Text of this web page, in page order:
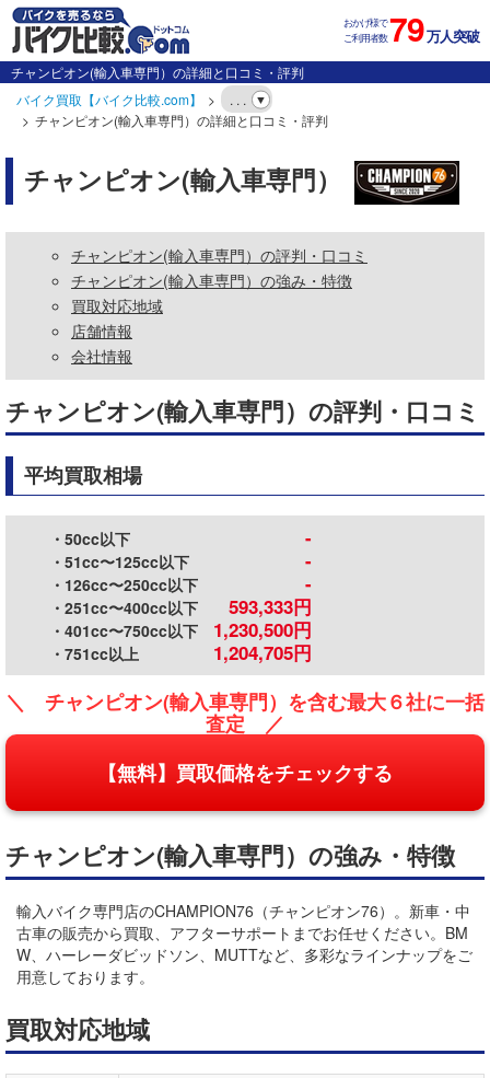
おかげ様で
ご利用者数79万人突破
チャンピオン(輸入車専門）の詳細と口コミ・評判
バイク買取【バイク比較.com】
. . .
チャンピオン(輸入車専門）の詳細と口コミ・評判
チャンピオン(輸入車専門）
チャンピオン(輸入車専門）の評判・口コミ
チャンピオン(輸入車専門）の強み・特徴
買取対応地域
店舗情報
会社情報
チャンピオン(輸入車専門）の評判・口コミ
平均買取相場
・50cc以下 -
・51cc〜125cc以下 -
・126cc〜250cc以下 -
・251cc〜400cc以下 593,333円
・401cc〜750cc以下 1,230,500円
・751cc以上 1,204,705円
＼ チャンピオン(輸入車専門）を含む最大６社に一括
査定 ／
【無料】買取価格をチェックする
チャンピオン(輸入車専門）の強み・特徴
輸入バイク専門店のCHAMPION76（チャンピオン76）。新車・中
古車の販売から買取、アフターサポートまでお任せください。BM
W、ハーレーダビッドソン、MUTTなど、多彩なラインナップをご
用意しております。
買取対応地域